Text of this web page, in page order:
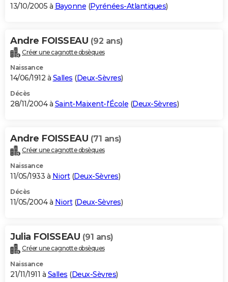
13/10/2005 à Bayonne (Pyrénées-Atlantiques)
Andre FOISSEAU (92 ans)
Créer une cagnotte obsèques
Naissance
14/06/1912 à Salles (Deux-Sèvres)
Décès
28/11/2004 à Saint-Maixent-l'École (Deux-Sèvres)
Andre FOISSEAU (71 ans)
Créer une cagnotte obsèques
Naissance
11/05/1933 à Niort(Deux-Sèvres)
Décès
11/05/2004 à Niort(Deux-Sèvres)
Julia FOISSEAU (91 ans)
Créer une cagnotte obsèques
Naissance
21/11/1911 à Salles (Deux-Sèvres)